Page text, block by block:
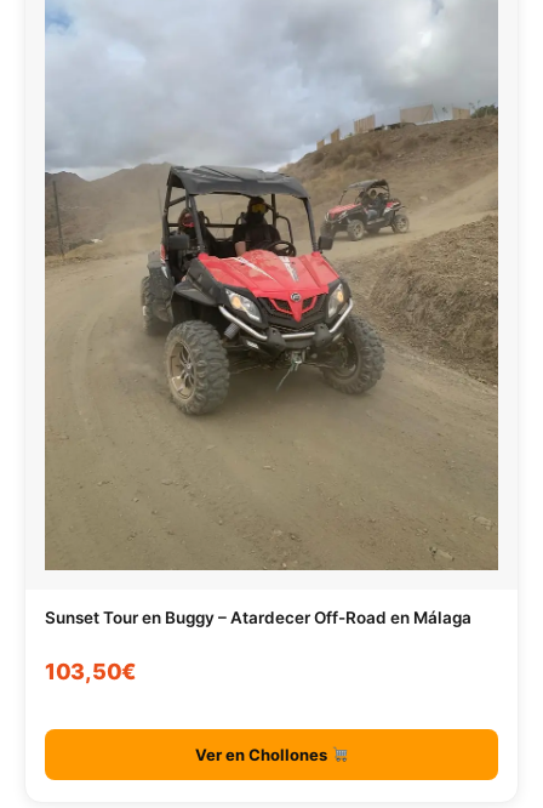
Sunset Tour en Buggy – Atardecer Off-Road en Málaga
103,50€
Ver en Chollones